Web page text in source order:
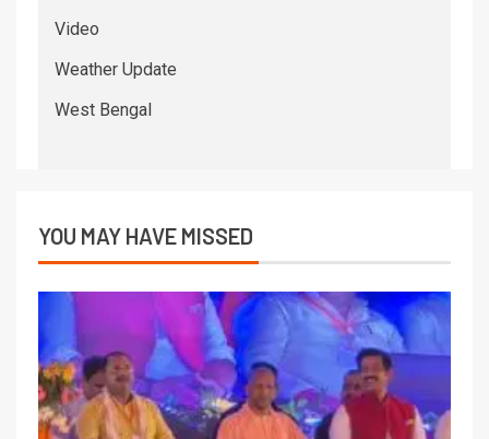
Video
Weather Update
West Bengal
YOU MAY HAVE MISSED